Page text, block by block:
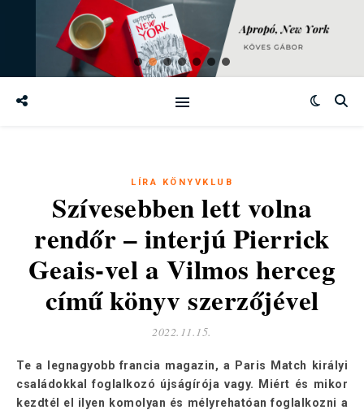
LÍRA KÖNYVKLUB
Szívesebben lett volna
rendőr – interjú Pierrick
Geais-vel a Vilmos herceg
című könyv szerzőjével
2022.11.15.
Te a legnagyobb francia magazin, a Paris Match királyi
családokkal foglalkozó újságírója vagy. Miért és mikor
kezdtél el ilyen komolyan és mélyrehatóan foglalkozni a